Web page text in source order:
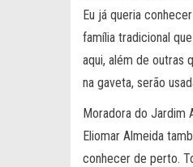
Eu já queria
família tradicional
aqui, além de outras
na gaveta, serão
Moradora do Jardim
Eliomar Almeida
conhecer de perto.